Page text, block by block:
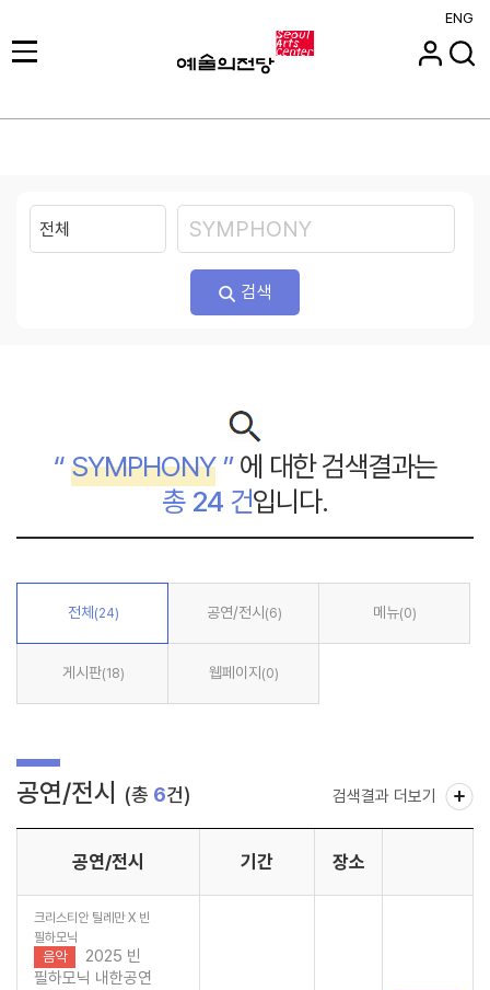
ENG
검색
“SYMPHONY”에 대한 검색결과는
총 24 건입니다.
전체 (24) 공연/전시 (6) 메뉴(0)
게시판(18) 웹페이지 (0)
공연/전시 (총 6건) 검색결과 더보기
공연/전시 기간 장소
크리스티안 틸레만 X 빈
필하모닉
음악
2025 빈
필하모닉 내한공연